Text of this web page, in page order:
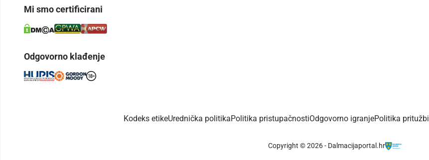
Mi smo certificirani
Odgovorno klađenje
Kodeks etikeUrednička politikaPolitika pristupačnostiOdgovorno igranjePolitika pritužbi
Copyright © 2026 - Dalmacijaportal.hr